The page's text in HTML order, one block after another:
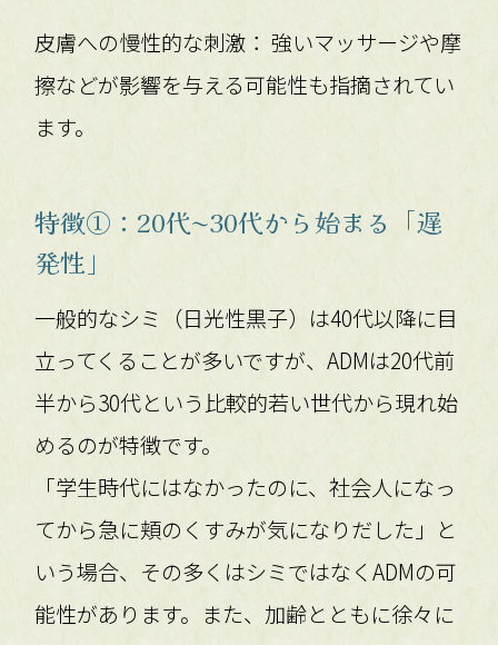
皮膚への慢性的な刺激： 強いマッサージや摩
擦などが影響を与える可能性も指摘されてい
ます。
特徴①：20代〜30代から始まる「遅
発性」
一般的なシミ（日光性黒子）は40代以降に目
立ってくることが多いですが、ADMは20代前
半から30代という比較的若い世代から現れ始
めるのが特徴です。
「学生時代にはなかったのに、社会人になっ
てから急に頬のくすみが気になりだした」と
いう場合、その多くはシミではなくADMの可
能性があります。また、加齢とともに徐々に